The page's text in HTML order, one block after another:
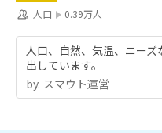
人口 0.39万人
人口、自然、気温、ニー
出しています。
by.︎ スマウト運営